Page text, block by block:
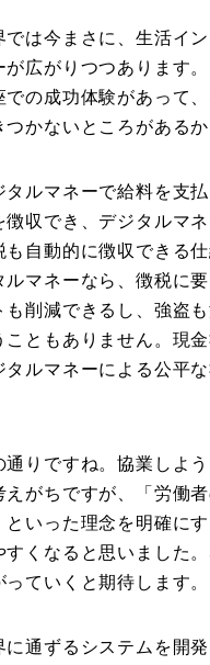
は今まさに、生活イ
が広がりつつあります
での成功体験があって
つかないところがあるか
ルマネーで給料を支
徴収でき、デジタルマ
も自動的に徴収できる
ルマネーなら、徴税に
も削減できるし、強盗
こともありません。現
タルマネーによる公平
りですね。協業しよ
えがちですが、「労働
といった理念を明確に
すくなると思いました
ていくと期待します。
に通ずるシステムを開